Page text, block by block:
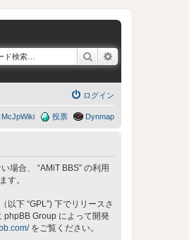
検索
ログイン
Dynmap
投票
McJpWiki
場合、 “AMiT BBS” の利用
す。
以下 “GPL”) 下でリリースさ
phpBB Group によって開発
をご覧ください。